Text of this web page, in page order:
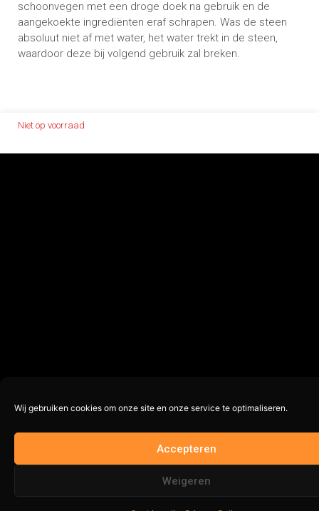
Wij gebruiken cookies om onze site en onze service te optimaliseren.
Accepteren
Weigeren
schoonvegen met een droge doek na gebruik en de
aangekoekte ingrediënten eraf schrapen. Was de steen
absoluut niet af met water, het water trekt in de steen,
waardoor deze bij volgend gebruik zal breken.
Niet op voorraad